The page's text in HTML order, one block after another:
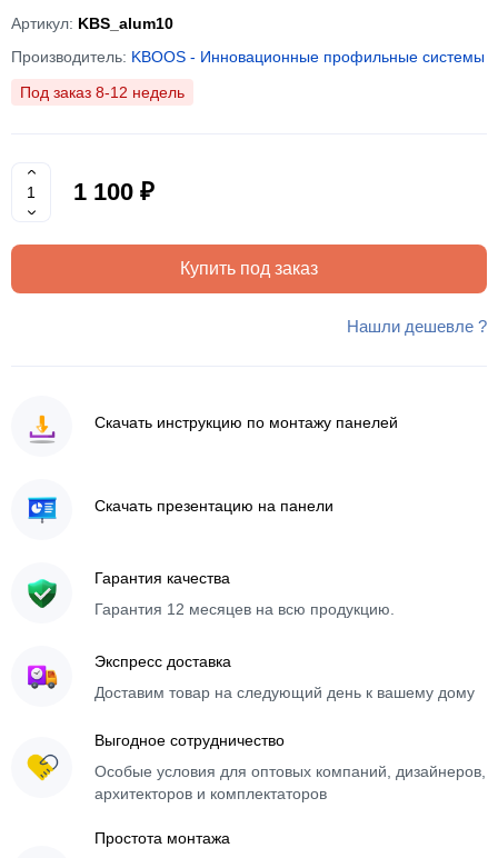
Артикул: KBS_alum10
Производитель: KBOOS - Инновационные профильные системы
Под заказ 8-12 недель
1 100 ₽
Купить под заказ
Нашли дешевле ?
Скачать инструкцию по монтажу панелей
Скачать презентацию на панели
Гарантия качества
Гарантия 12 месяцев на всю продукцию.
Экспресс доставка
Доставим товар на следующий день к вашему дому
Выгодное сотрудничество
Особые условия для оптовых компаний, дизайнеров,
архитекторов и комплектаторов
Простота монтажа